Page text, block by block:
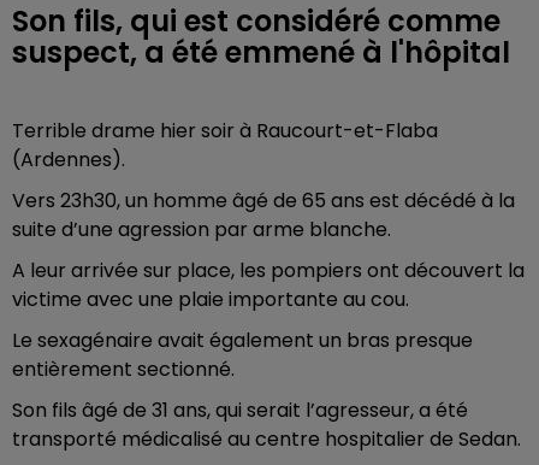
Son fils, qui est considéré comme
suspect, a été emmené à l'hôpital
Terrible drame hier soir à Raucourt-et-Flaba
(Ardennes).
Vers 23h30, un homme âgé de 65 ans est décédé à la
suite d’une agression par arme blanche.
A leur arrivée sur place, les pompiers ont découvert la
victime avec une plaie importante au cou.
Le sexagénaire avait également un bras presque
entièrement sectionné.
Son fils âgé de 31 ans, qui serait l’agresseur, a été
transporté médicalisé au centre hospitalier de Sedan.